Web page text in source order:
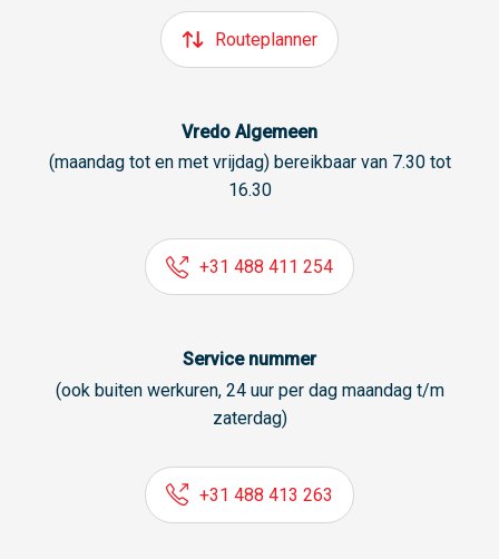
Routeplanner
Vredo Algemeen
(maandag tot en met vrijdag) bereikbaar van 7.30 tot
16.30
+31 488 411 254
Service nummer
(ook buiten werkuren, 24 uur per dag maandag t/m
zaterdag)
+31 488 413 263